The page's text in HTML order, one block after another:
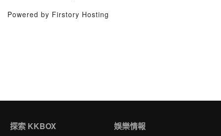
Powered by Firstory Hosting
探索 KKBOX 娛樂情報